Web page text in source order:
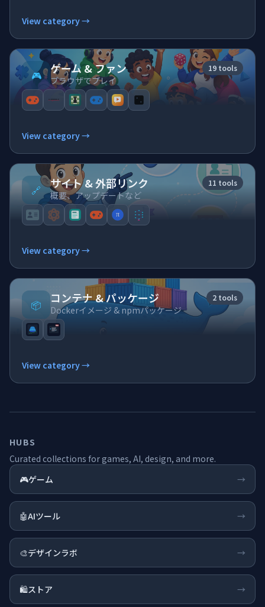
View category →
🎮 ゲーム & ファン
ブラウザでプレイ
19 tools
View category →
🔗 サイト & 外部リンク
概要、アップデートなど
11 tools
View category →
📦 コンテナ & パッケージ
Dockerイメージ & npmパッケージ
2 tools
View category →
HUBS
Curated collections for games, AI, design, and more.
🎮ゲーム →
🤖AIツール →
🎨デザインラボ →
🛍️ストア →